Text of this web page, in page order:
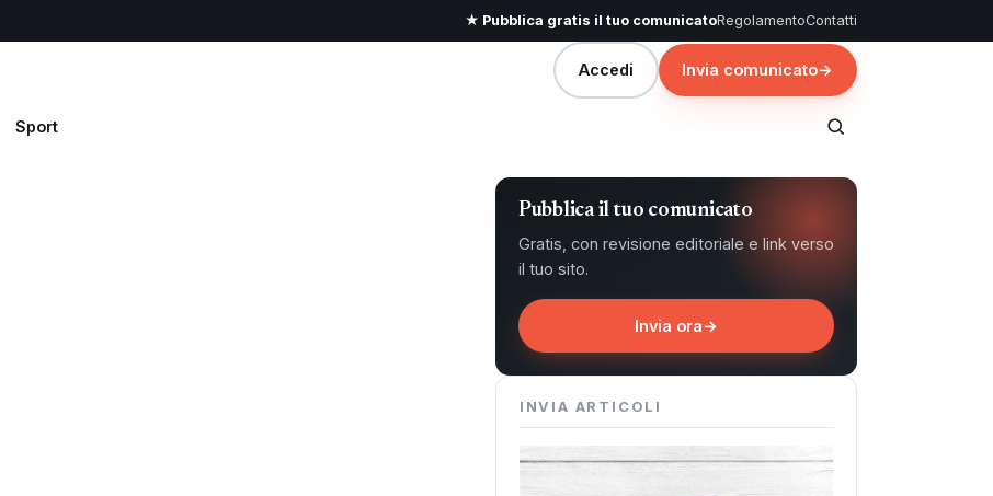
★ Pubblica gratis il tuo comunicatoRegolamentoContatti
Accedi Invia comunicato→
Sport
Pubblica il tuo comunicato
Gratis, con revisione editoriale e link verso
il tuo sito.
Invia ora→
INVIA ARTICOLI